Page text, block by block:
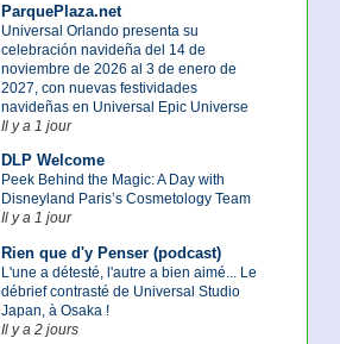
ParquePlaza.net
Universal Orlando presenta su
celebración navideña del 14 de
noviembre de 2026 al 3 de enero de
2027, con nuevas festividades
navideñas en Universal Epic Universe
Il y a 1 jour
DLP Welcome
Peek Behind the Magic: A Day with
Disneyland Paris’s Cosmetology Team
Il y a 1 jour
Rien que d'y Penser (podcast)
L'une a détesté, l'autre a bien aimé... Le
débrief contrasté de Universal Studio
Japan, à Osaka !
Il y a 2 jours